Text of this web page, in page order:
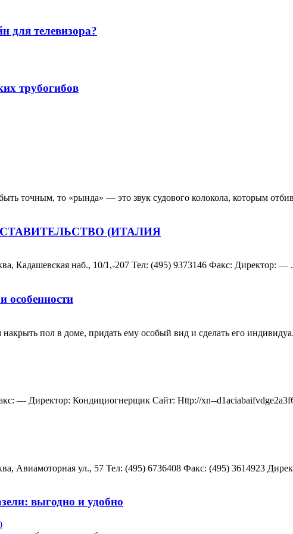
для телевизора?
трубогибов
точным, то «рында» — это звук судового колокола, которым
(ИТАЛИЯ
Кадашевская наб., 10/1,-207 Teл: (495) 9373146 Факс: Директор: —
особенности
пол в доме, придать ему особый вид и сделать его
— Директор: Кондициогнерщик Сайт: Http://xn--
Авиамоторная ул., 57 Teл: (495) 6736408 Факс: (495) 3614923
выгодно и удобно